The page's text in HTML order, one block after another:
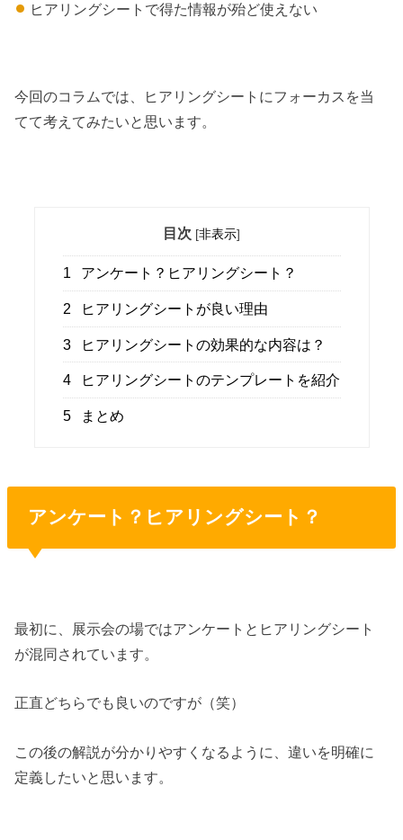
ヒアリングシートで得た情報が殆ど使えない
今回のコラムでは、ヒアリングシートにフォーカスを当
てて考えてみたいと思います。
目次 [非表示]
1 アンケート？ヒアリングシート？
2 ヒアリングシートが良い理由
3 ヒアリングシートの効果的な内容は？
4 ヒアリングシートのテンプレートを紹介
5 まとめ
アンケート？ヒアリングシート？
最初に、展示会の場ではアンケートとヒアリングシート
が混同されています。
正直どちらでも良いのですが（笑）
この後の解説が分かりやすくなるように、違いを明確に
定義したいと思います。